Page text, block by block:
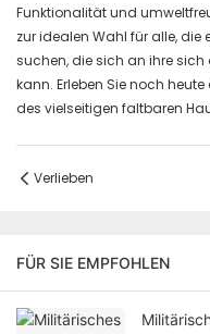
Funktionalität und
zur idealen Wahl für alle,
suchen, die sich an ihre
kann. Erleben Sie noch
des vielseitigen faltbaren
Verlieben
FÜR SIE EMPFOHLEN